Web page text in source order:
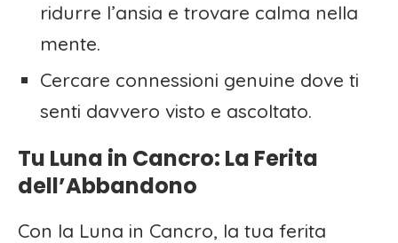
ridurre l’ansia e trovare calma nella
mente.
Cercare connessioni genuine dove ti
senti davvero visto e ascoltato.
Tu Luna in Cancro: La Ferita
dell’Abbandono
Con la Luna in Cancro, la tua ferita